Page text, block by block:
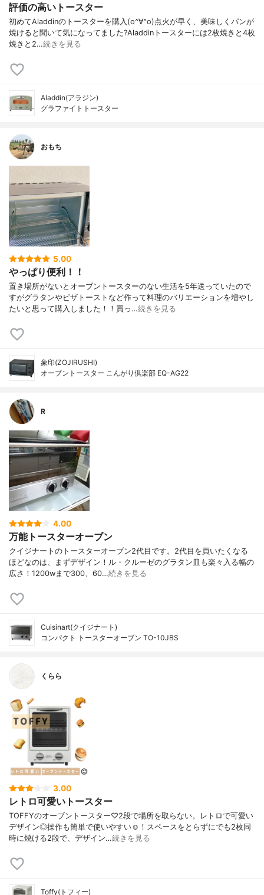
評価の高いトースター
初めてAladdinのトースターを購入(o^∀^o)点火が早く、美味しくパンが
焼けると聞いて気になってました?Aladdinトースターには2枚焼きと4枚
焼きと2…続きを見る
Aladdin(アラジン)
グラファイトトースター
おもち
5.00
やっぱり便利！！
置き場所がないとオーブントースターのない生活を5年送っていたので
すがグラタンやピザトーストなど作って料理のバリエーションを増やし
たいと思って購入しました！！買っ…続きを見る
象印(ZOJIRUSHI)
オーブントースター こんがり倶楽部 EQ-AG22
R
4.00
万能トースターオーブン
クイジナートのトースターオーブン2代目です。2代目を買いたくなる
ほどなのは、まずデザイン！ル・クルーゼのグラタン皿も楽々入る幅の
広さ！1200wまで300、60…続きを見る
Cuisinart(クイジナート)
コンパクト トースターオーブン TO-10JBS
くらら
3.00
レトロ可愛いトースター
TOFFYのオーブントースター♡2段で場所を取らない。レトロで可愛い
デザイン◎操作も簡単で使いやすい☺︎！スペースをとらずにでも2枚同
時に焼ける2段で、デザイン…続きを見る
Toffy(トフィー)